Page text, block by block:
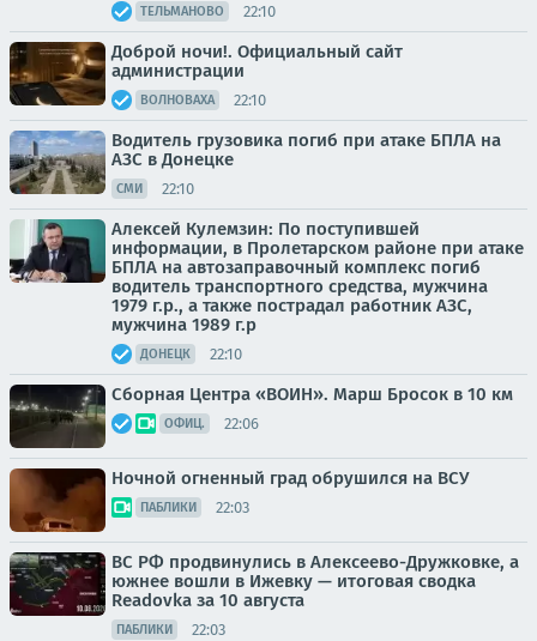
ТЕЛЬМАНОВО 22:10
Доброй ночи!. Официальный сайт
администрации
ВОЛНОВАХА 22:10
Водитель грузовика погиб при атаке БПЛА на
АЗС в Донецке
СМИ 22:10
Алексей Кулемзин: По поступившей
информации, в Пролетарском районе при атаке
БПЛА на автозаправочный комплекс погиб
водитель транспортного средства, мужчина
1979 г.р., а также пострадал работник АЗС,
мужчина 1989 г.р
ДОНЕЦК 22:10
Сборная Центра «ВОИН». Марш Бросок в 10 км
ОФИЦ. 22:06
Ночной огненный град обрушился на ВСУ
ПАБЛИКИ 22:03
ВС РФ продвинулись в Алексеево-Дружковке, а
южнее вошли в Ижевку — итоговая сводка
Readovka за 10 августа
ПАБЛИКИ 22:03